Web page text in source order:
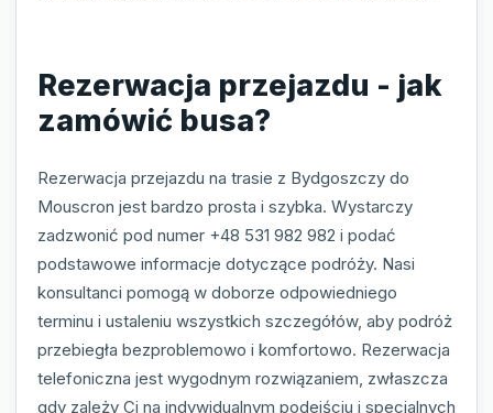
Rezerwacja przejazdu - jak
zamówić busa?
Rezerwacja przejazdu na trasie z Bydgoszczy do
Mouscron jest bardzo prosta i szybka. Wystarczy
zadzwonić pod numer +48 531 982 982 i podać
podstawowe informacje dotyczące podróży. Nasi
konsultanci pomogą w doborze odpowiedniego
terminu i ustaleniu wszystkich szczegółów, aby podróż
przebiegła bezproblemowo i komfortowo. Rezerwacja
telefoniczna jest wygodnym rozwiązaniem, zwłaszcza
gdy zależy Ci na indywidualnym podejściu i specjalnych